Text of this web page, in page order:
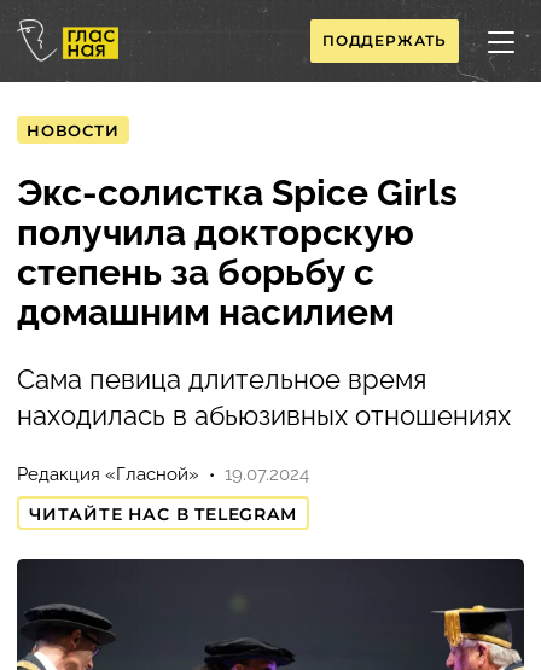
ПОДДЕРЖАТЬ
НОВОСТИ
Экс-солистка Spice Girls
получила докторскую
степень за борьбу с
домашним насилием
Сама певица длительное время
находилась в абьюзивных отношениях
Редакция «Гласной»
19.07.2024
ЧИТАЙТЕ НАС В TELEGRAM